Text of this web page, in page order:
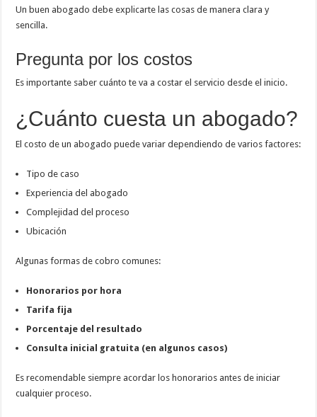
Un buen abogado debe explicarte las cosas de manera clara y
sencilla.
Pregunta por los costos
Es importante saber cuánto te va a costar el servicio desde el inicio.
¿Cuánto cuesta un abogado?
El costo de un abogado puede variar dependiendo de varios factores:
Tipo de caso
Experiencia del abogado
Complejidad del proceso
Ubicación
Algunas formas de cobro comunes:
Honorarios por hora
Tarifa fija
Porcentaje del resultado
Consulta inicial gratuita (en algunos casos)
Es recomendable siempre acordar los honorarios antes de iniciar
cualquier proceso.